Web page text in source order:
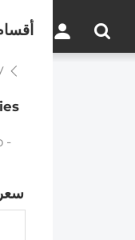
0
- MCUV - NANO X Pro